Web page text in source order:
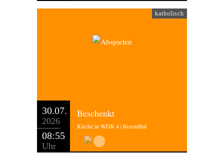
katholisch
30.07.
2026
08:55
Uhr
Beschenkt
Kirche in WDR 4 | Rosenthal